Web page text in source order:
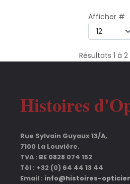
Afficher #
Résultats 1 à
Histoires
Rue Sylvain Guyaux 13/A,
7100 La Louvière.
TVA : BE 0828 074 152
Tél : +32 (0) 64 44 13 44
Email : info@histoires-